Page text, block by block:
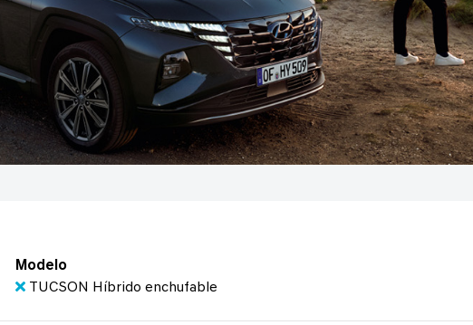
Modelo
TUCSON Híbrido enchufable